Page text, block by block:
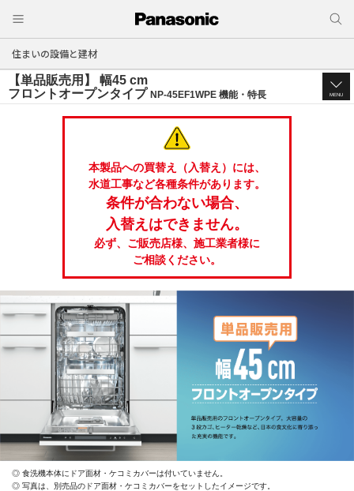
住まいの設備と建材
【単品販売用】 幅45 cm
フロントオープンタイプ NP-45EF1WPE 機能・特長 MENU
本製品への買替え（入替え）には、
水道工事など各種条件があります。
条件が合わない場合、
入替えはできません。
必ず、ご販売店様、施工業者様に
ご相談ください。
食洗機本体にドア面材・ケコミカバーは付いていません。
写真は、別売品のドア面材・ケコミカバーをセットしたイメージです。